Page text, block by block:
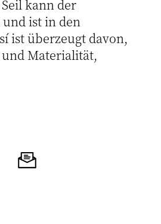
kann der
ist in den
ist überzeugt davon,
und Materialität,